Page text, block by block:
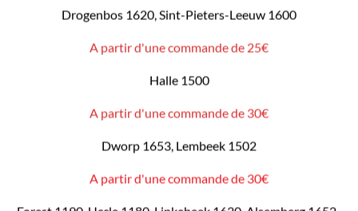
Drogenbos 1620, Sint-Pieters-Leeuw 1600
A partir d'une commande de 25€
Halle 1500
A partir d'une commande de 30€
Dworp 1653, Lembeek 1502
A partir d'une commande de 30€